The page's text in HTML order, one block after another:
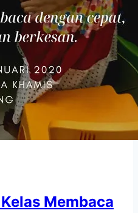
Membaca